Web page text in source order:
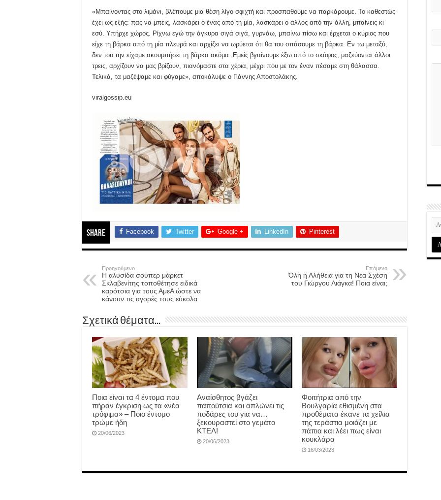
«Μπαίνοντας στο λιμάνι, βλέπουμε μια θέση λίγο σφιχτή και προσπαθούμε να παρκάρουμε. Το καθεστώς
έχει ως εξής: πας να μπεις, λασκάρει ο ένας από τη μία, λασκάρει ο άλλος από την άλλη, μπαίνεις κι
εσύ. Υπήρχε χώρος. Ρίχνω εγώ την άγκυρα σιγά σιγά, γυρνάω, μπαίνω πίσω και έρχεται ο κύριος που
είχε τη βάρκα από τη μία πλευρά και αρχίζει να ωρύεται ότι θα του σπάσουμε τη βάρκα. Εν τω μεταξύ,
δεν του την είχαμε ακουμπήσει τη βάρκα ακόμα. Εμείς βγαίνουμε έξω από το σκάφος, μαζεύονται άλλοι
τρεις, αρχίζουν να μας βρίζουν, πιανόμαστε στα χέρια, μέχρι που με τον έναν πέσαμε στη θάλασσα.
Τελικά, τα μαζέψαμε και φύγαμε», αποκάλυψε ο Γιάννης Αποστολάκης.
viralgossip.eu
Share Facebook Twitter Google + LinkedIn Pinterest
Προηγούμενο
Η αλυσίδα σούπερ μάρκετ
Σκλαβενίτης τοποθέτησε ειδικά
καρότσια για τους ΑμεΑ ώστε να
κάνουν τις αγορές τους εύκολα
Επόμενο
Όλη η Αλήθεια για τη Νέα Σχέση
του Γιώργου Λιάγκα! Ποια είναι;
Σχετικά θέματα...
Ποια είναι τα 4 έντομα που
πήραν έγκριση ως τα «νέα
τρόφιμα» – Ποιο έντομο
τρώμε ήδη
20/06/2023
Αναίσθητος βγάζει
παπούτσια και απλώνει τις
ποδάρες του για να…
ξεκουραστεί στο γεμάτο
ΚΤΕΛ!
20/06/2023
Φοιτήτρια από την
Βουλγαρία εθισμένη στα
προθέματα έκανε τα χείλια
της τεράστια μοιάζει με
πάπια και λέει πως είναι
κουκλάρα
16/03/2023